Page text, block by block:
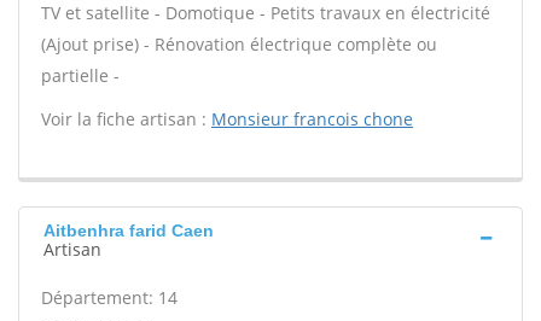
TV et satellite - Domotique - Petits travaux en électricité
(Ajout prise) - Rénovation électrique complète ou
partielle -
Voir la fiche artisan : Monsieur francois chone
Aitbenhra farid Caen
Artisan
Département: 14